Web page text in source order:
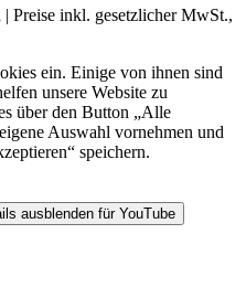
Preise inkl. gesetzlicher MwSt.,
ein. Einige von ihnen sind
unsere Website zu
über den Button „Alle
Auswahl vornehmen und
speichern.
ausblenden für YouTube